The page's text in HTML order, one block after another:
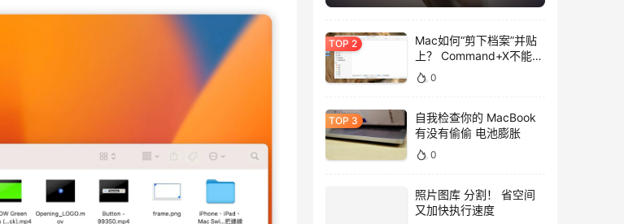
Mac如何“剪下档案”并贴
上？ Command+X不能
用，用这招吧！
0
自我检查你的 MacBook
有没有偷偷 电池膨胀
0
照片图库 分割！ 省空间
又加快执行速度